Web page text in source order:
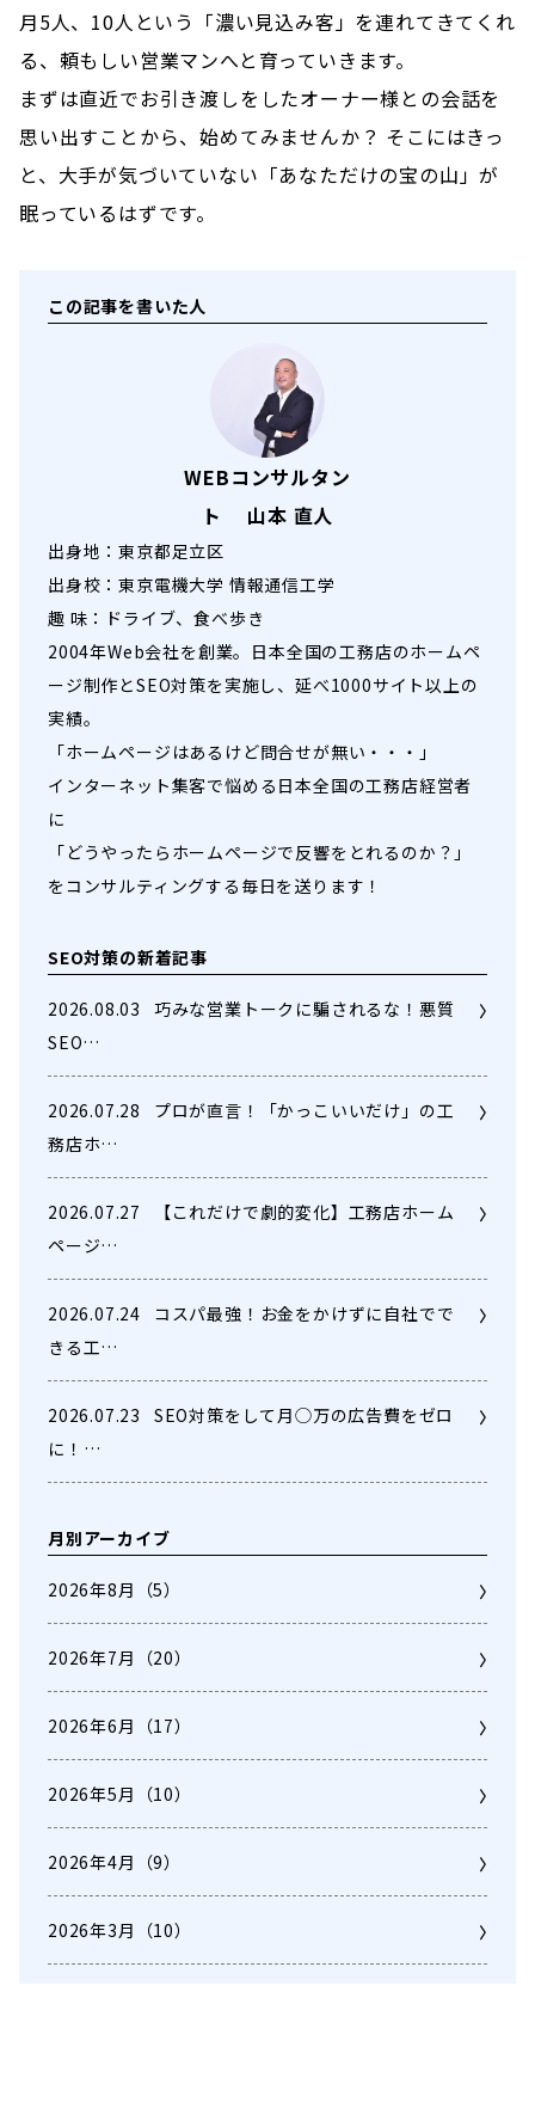
月5人、10人という「濃い見込み客」を連れてきてくれ
る、頼もしい営業マンへと育っていきます。
まずは直近でお引き渡しをしたオーナー様との会話を
思い出すことから、始めてみませんか？ そこにはきっ
と、大手が気づいていない「あなただけの宝の山」が
眠っているはずです。
この記事を書いた人
WEBコンサルタン
ト 山本 直人
出身地：東京都足立区
出身校：東京電機大学 情報通信工学
趣 味：ドライブ、食べ歩き
2004年Web会社を創業。日本全国の工務店のホームペ
ージ制作とSEO対策を実施し、延べ1000サイト以上の
実績。
「ホームページはあるけど問合せが無い・・・」
インターネット集客で悩める日本全国の工務店経営者
に
「どうやったらホームページで反響をとれるのか？」
をコンサルティングする毎日を送ります！
SEO対策の新着記事
2026.08.03
巧みな営業トークに騙されるな！悪質
SEO…
2026.07.28
プロが直言！「かっこいいだけ」の工
務店ホ…
2026.07.27
【これだけで劇的変化】工務店ホーム
ページ…
2026.07.24
コスパ最強！お金をかけずに自社でで
きる工…
2026.07.23
SEO対策をして月◯万の広告費をゼロ
に！…
月別アーカイブ
2026年8月 （5）
2026年7月 （20）
2026年6月 （17）
2026年5月 （10）
2026年4月 （9）
2026年3月 （10）